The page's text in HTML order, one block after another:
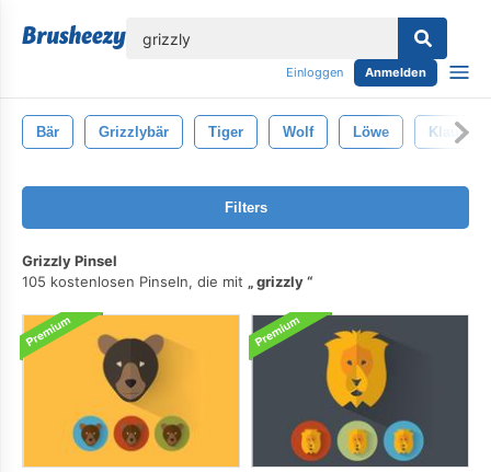
Einloggen Anmelden
Bär Grizzlybär Tiger Wolf Löwe Klaue
Filters
Grizzly Pinsel
105 kostenlosen Pinseln, die mit
grizzly